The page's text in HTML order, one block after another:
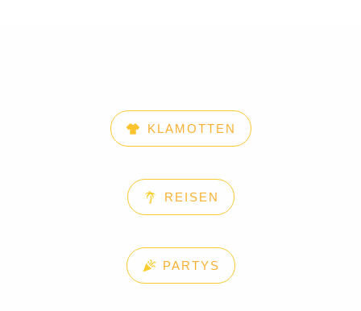
KLAMOTTEN
REISEN
PARTYS